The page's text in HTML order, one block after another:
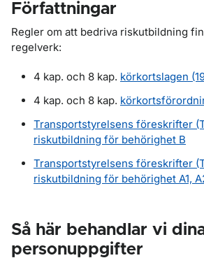
Författningar
Regler om att bedriva riskutbildning
regelverk:
4 kap. och 8 kap. körkortslagen
4 kap. och 8 kap.
Transportstyrelsens föreskrifter
riskutbildning för behörighet B
Transportstyrelsens föreskrifter
riskutbildning för behörighet A1,
Så här behandlar vi
personuppgifter